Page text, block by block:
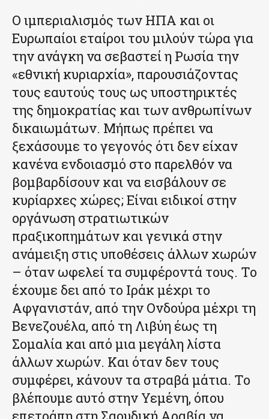
Ο ιμπεριαλισμός των ΗΠΑ και οι
Ευρωπαίοι εταίροι του μιλούν τώρα για
την ανάγκη να σεβαστεί η Ρωσία την
«εθνική κυριαρχία», παρουσιάζοντας
τους εαυτούς τους ως υποστηρικτές
της δημοκρατίας και των ανθρωπίνων
δικαιωμάτων. Μήπως πρέπει να
ξεχάσουμε το γεγονός ότι δεν είχαν
κανένα ενδοιασμό στο παρελθόν να
βομβαρδίσουν και να εισβάλουν σε
κυρίαρχες χώρες; Είναι ειδικοί στην
οργάνωση στρατιωτικών
πραξικοπημάτων και γενικά στην
ανάμειξη στις υποθέσεις άλλων χωρών
– όταν ωφελεί τα συμφέροντά τους. Το
έχουμε δει από το Ιράκ μέχρι το
Αφγανιστάν, από την Ονδούρα μέχρι τη
Βενεζουέλα, από τη Λιβύη έως τη
Σομαλία και από μια μεγάλη λίστα
άλλων χωρών. Και όταν δεν τους
συμφέρει, κάνουν τα στραβά μάτια. Το
βλέπουμε αυτό στην Υεμένη, όπου